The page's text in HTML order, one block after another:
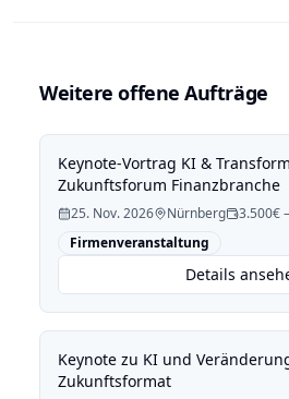
Weitere offene Aufträge
Keynote-Vortrag KI &
Zukunftsforum Finanzbranche
25. Nov. 2026 Nürnberg
3.500€
Firmenveranstaltung
Details
Keynote zu KI und
Zukunftsformat